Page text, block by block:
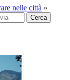
nelle città »
Cerca